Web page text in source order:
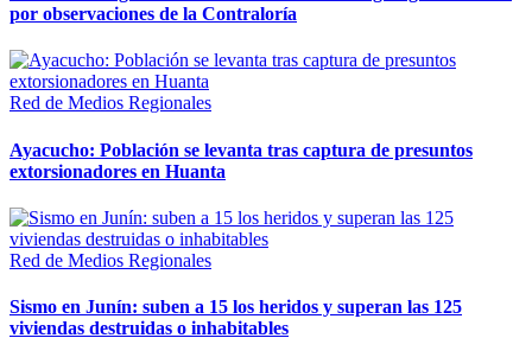
por observaciones de la Contraloría
Red de Medios Regionales
Ayacucho: Población se levanta tras captura de presuntos
extorsionadores en Huanta
Red de Medios Regionales
Sismo en Junín: suben a 15 los heridos y superan las 125
viviendas destruidas o inhabitables